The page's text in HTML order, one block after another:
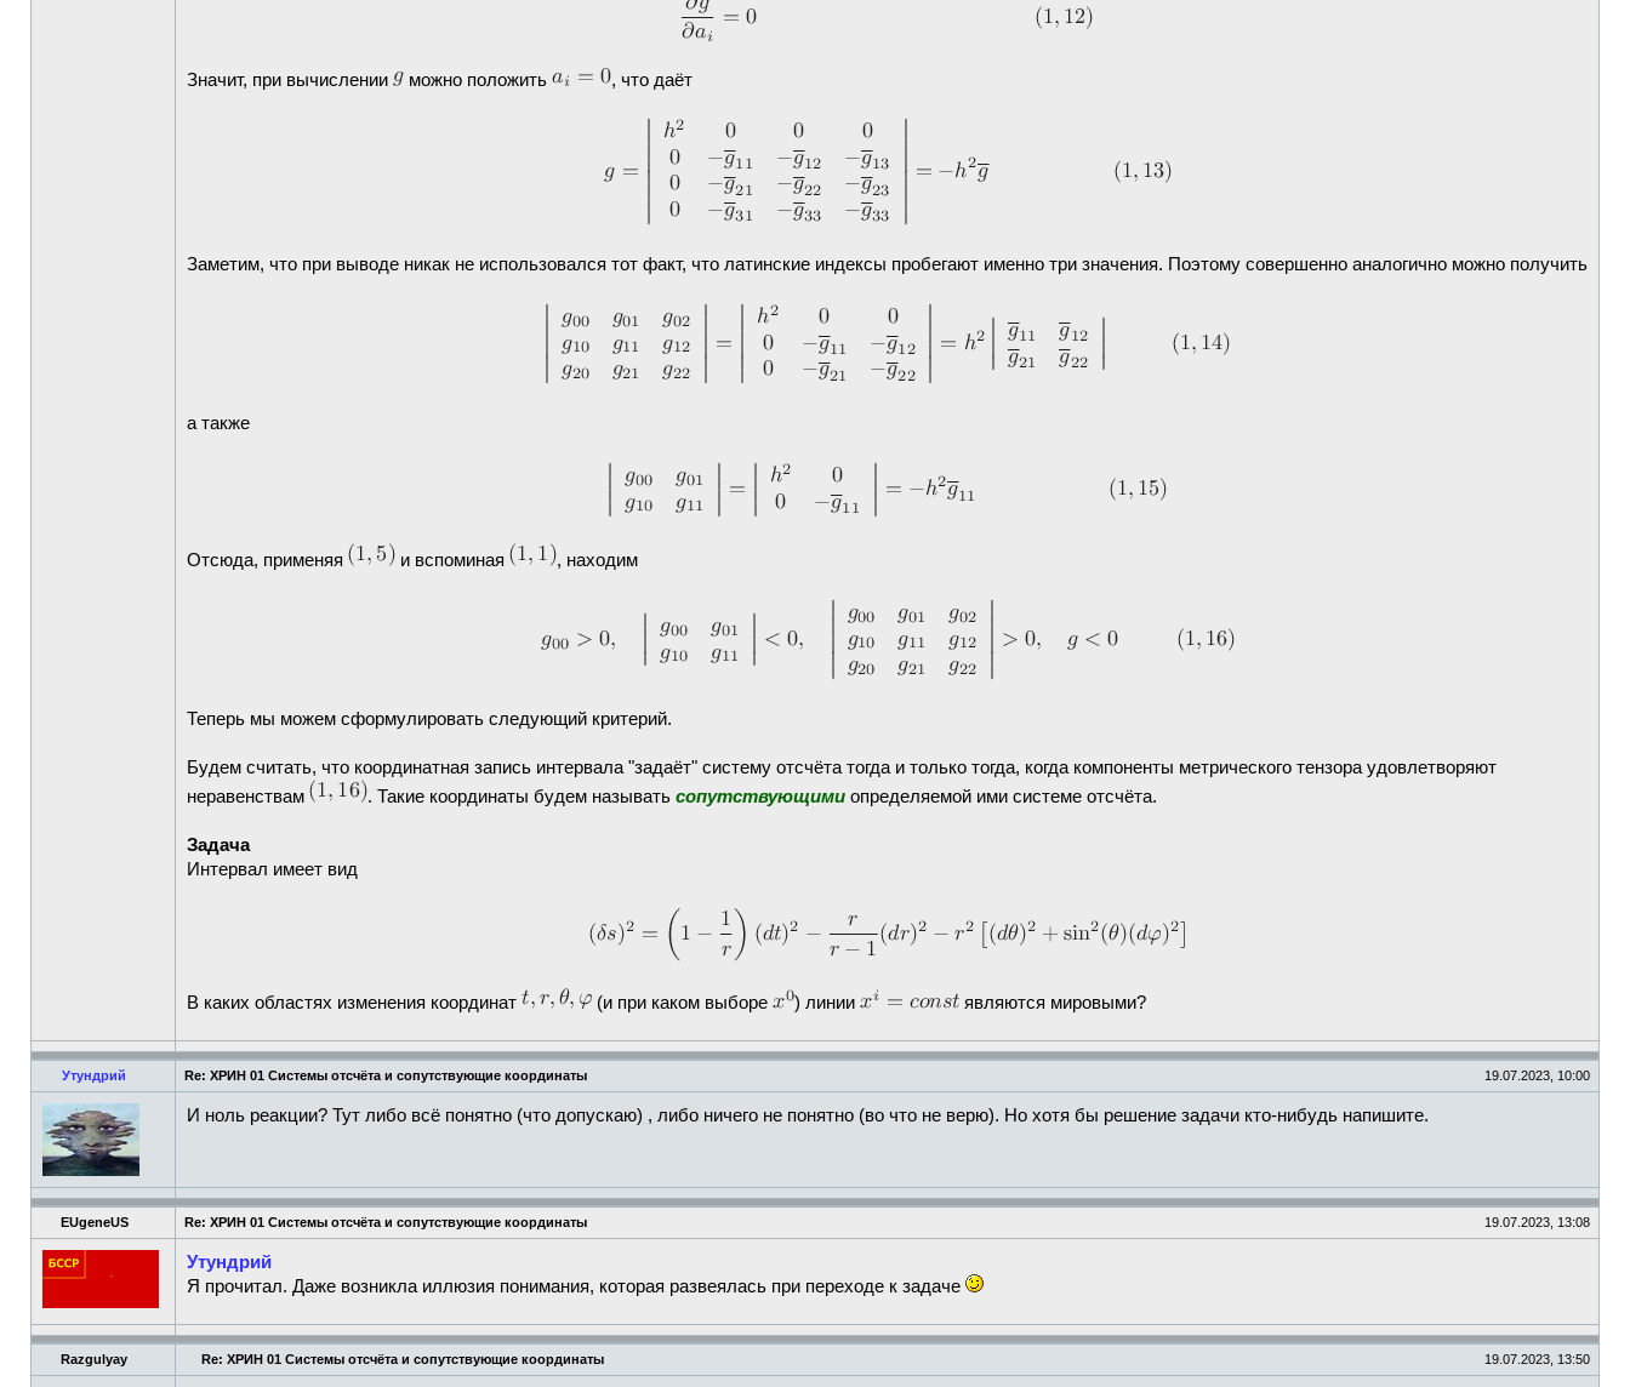
Значит, при вычислении можно положить , что даёт
Заметим, что при выводе никак не использовался тот факт, что латинские индексы пробегают именно три значения. Поэтому совершенно аналогично можно получить
а также
Отсюда, применяя и вспоминая , находим
Теперь мы можем сформулировать следующий критерий.
Будем считать, что координатная запись интервала "задаёт" систему отсчёта тогда и только тогда, когда компоненты метрического тензора удовлетворяют
неравенствам
. Такие координаты будем называть сопутствующими определяемой ими системе отсчёта.
Задача
Интервал имеет вид
В каких областях изменения координат (и при каком выборе ) линии являются мировыми?
Утундрий Re: ХРИН 01 Системы отсчёта и сопутствующие координаты 19.07.2023, 10:00
И ноль реакции? Тут либо всё понятно (что допускаю) , либо ничего не понятно (во что не верю). Но хотя бы решение задачи кто-нибудь напишите.
EUgeneUS Re: ХРИН 01 Системы отсчёта и сопутствующие координаты 19.07.2023, 13:08
Утундрий
Я прочитал. Даже возникла иллюзия понимания, которая развеялась при переходе к задаче
Razgulyay Re: ХРИН 01 Системы отсчёта и сопутствующие координаты 19.07.2023, 13:50